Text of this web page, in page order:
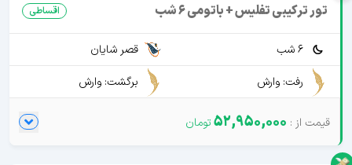
تور ترکیبی تفلیس + باتومی 6 شب اقساطی
6 شب
قصر شایان
رفت: وارش
برگشت: وارش
52,950,000